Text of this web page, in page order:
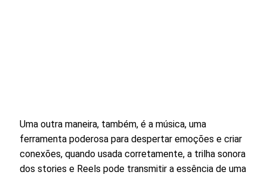
Uma outra maneira, também, é a música, uma
ferramenta poderosa para despertar emoções e criar
conexões, quando usada corretamente, a trilha sonora
dos stories e Reels pode transmitir a essência de uma